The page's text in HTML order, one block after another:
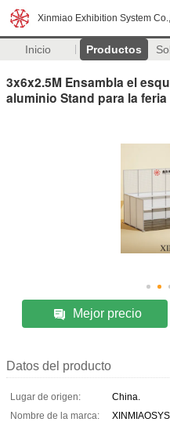
Xinmiao Exhibition System
Inicio Productos
3x6x2.5M Ensambla el
aluminio Stand para la feria
Mejor precio
Datos del producto
Lugar de origen:
China.
Nombre de la marca: